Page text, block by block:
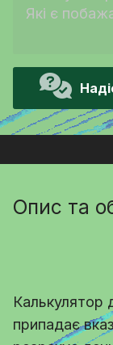
Опис та
Калькулятор
припадає